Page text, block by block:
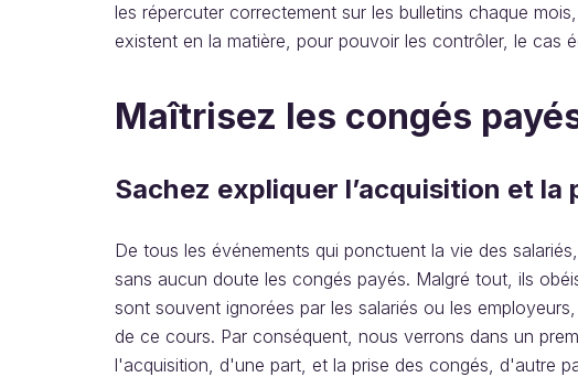
les répercuter correctement sur les bulletins chaque
existent en la matière, pour pouvoir les contrôler, le cas
Maîtrisez les congés
Sachez expliquer l’acquisition et la
De tous les événements qui ponctuent la vie des
sans aucun doute les congés payés. Malgré tout, ils
sont souvent ignorées par les salariés ou les
de ce cours. Par conséquent, nous verrons dans un
l'acquisition, d'une part, et la prise des congés, d'autre